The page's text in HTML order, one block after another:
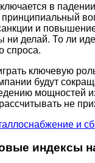
в
и
ни делай. То ли
спроса.
ключевую
будут
мощностей
не
и
индексы